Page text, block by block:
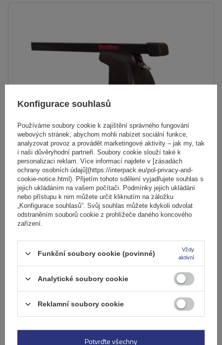
Ocelový střešní nosič Mont Blanc AMC 5002-S49
3 401,00 Kčs DPH
Produkt dostupný ve velkém množství
do
košíku
Konfigurace souhlasů
Používáme soubory cookie k zajištění správného fungování
webových stránek, abychom mohli nabízet sociální funkce,
analyzovat provoz a provádět marketingové aktivity – jak my, tak
i naši důvěryhodní partneři. Soubory cookie slouží také k
personalizaci reklam. Více informací najdete v [zásadách
ochrany osobních údajů](https://interpack.eu/pol-privacy-and-
cookie-notice.html). Přijetím tohoto sdělení vyjadřujete souhlas s
jejich ukládáním na vašem počítači. Podmínky jejich ukládání
nebo přístupu k nim můžete určit kliknutím na záložku
„Konfigurace souhlasů”. Svůj souhlas můžete kdykoli odvolat
odstraněním souborů cookie z prohlížeče daného koncového
zařízení.
Funkční soubory cookie (povinné)
Vždy
aktivní
Analytické soubory cookie
Reklamní soubory cookie
Potvrďte všechny